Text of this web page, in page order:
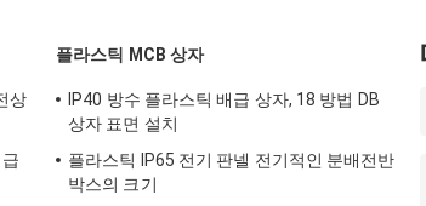
상
플라스틱 MCB 상자
IP40 방수 플라스틱 배급 상자, 18 방법 DB
상자 표면 설치
플라스틱 IP65 전기 판넬 전기적인 분배전반
박스의 크기